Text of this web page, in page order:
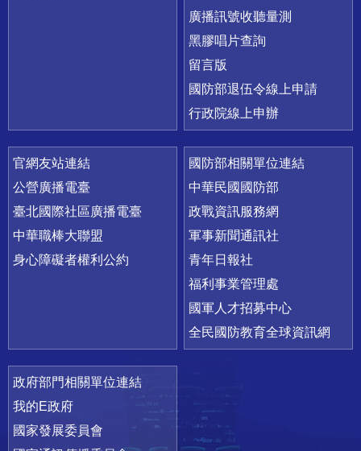
廣播訊號收聽量測
黑膠唱片查詢
留言版
國防部退伍令線上申請
行政院線上申辦
官網友站連結
公營廣播電臺
臺北國際社區廣播電臺
中華職棒大聯盟
身心障礙者權利公約
國防部相關單位連結
中華民國國防部
政戰資訊服務網
軍事新聞通訊社
青年日報社
福利事業管理處
國軍人才招募中心
全民國防教育全球資訊網
政府部門相關單位連結
我的E政府
國家發展委員會